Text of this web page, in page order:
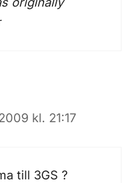
kl. 21:17
till 3GS ?